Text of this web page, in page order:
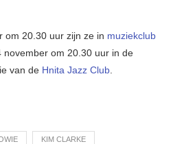
om 20.30 uur zijn ze in muziekclub
november om 20.30 uur in de
van de Hnita Jazz Club
KIM CLARKE